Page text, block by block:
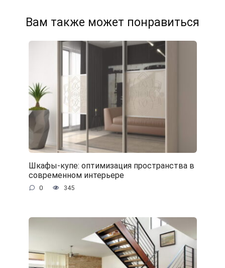
Вам также может понравиться
Шкафы-купе: оптимизация пространства в
современном интерьере
0 345